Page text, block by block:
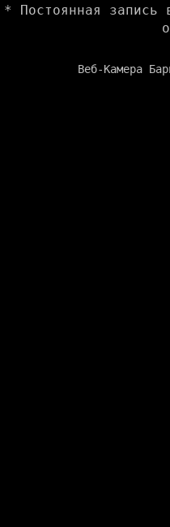
* Постоянная запись
Веб-Камера